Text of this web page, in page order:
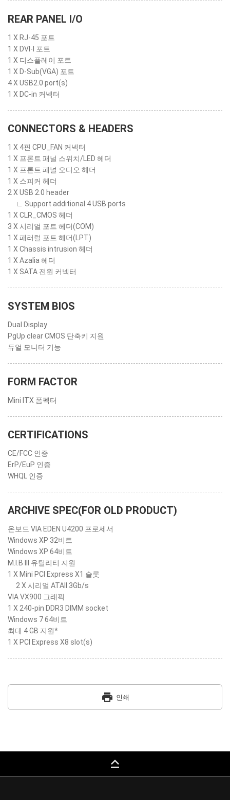
REAR PANEL I/O
1 X RJ-45 포트
1 X DVI-I 포트
1 X 디스플레이 포트
1 X D-Sub(VGA) 포트
4 X USB2.0 port(s)
1 X DC-in 커넥터
CONNECTORS & HEADERS
1 X 4핀 CPU_FAN 커넥터
1 X 프론트 패널 스위치/LED 헤더
1 X 프론트 패널 오디오 헤더
1 X 스피커 헤더
2 X USB 2.0 header
∟ Support additional 4 USB ports
1 X CLR_CMOS 헤더
3 X 시리얼 포트 헤더(COM)
1 X 패러럴 포트 헤더(LPT)
1 X Chassis intrusion 헤더
1 X Azalia 헤더
1 X SATA 전원 커넥터
SYSTEM BIOS
Dual Display
PgUp clear CMOS 단축키 지원
듀얼 모니터 기능
FORM FACTOR
Mini ITX 폼펙터
CERTIFICATIONS
CE/FCC 인증
ErP/EuP 인증
WHQL 인증
ARCHIVE SPEC(FOR OLD PRODUCT)
온보드 VIA EDEN U4200 프로세서
Windows XP 32비트
Windows XP 64비트
M.I.B III 유틸리티 지원
1 X Mini PCI Express X1 슬롯
2 X 시리얼 ATAII 3Gb/s
VIA VX900 그래픽
1 X 240-pin DDR3 DIMM socket
Windows 7 64비트
최대 4 GB 지원*
1 X PCI Express X8 slot(s)
print 인쇄
keyboard_capslock